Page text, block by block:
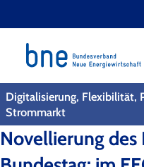
Digitalisierung, Flexibilität,
Strommarkt
Novellierung des